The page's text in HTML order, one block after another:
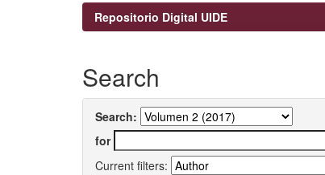
Repositorio Digital UIDE
Search
Search:
for
Current filters: